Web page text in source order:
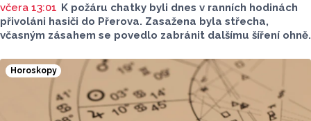
včera 13:01 K požáru chatky byli dnes v ranních hodinách
přivoláni hasiči do Přerova. Zasažena byla střecha,
včasným zásahem se povedlo zabránit dalšímu šíření ohně.
Horoskopy